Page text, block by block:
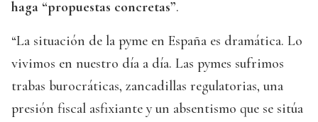
haga “propuestas concretas”.
“La situación de la pyme en España es dramática. Lo
vivimos en nuestro día a día. Las pymes sufrimos
trabas burocráticas, zancadillas regulatorias, una
presión fiscal asfixiante y un absentismo que se sitúa